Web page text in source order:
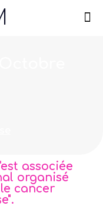
associée
organisé
cancer